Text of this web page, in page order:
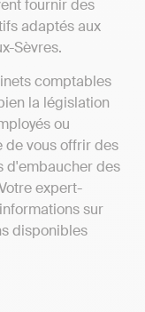
fournir des
adaptés aux
Sèvres.
comptables
la législation
ou
de vous offrir des
d'embaucher des
expert-
sur
disponibles